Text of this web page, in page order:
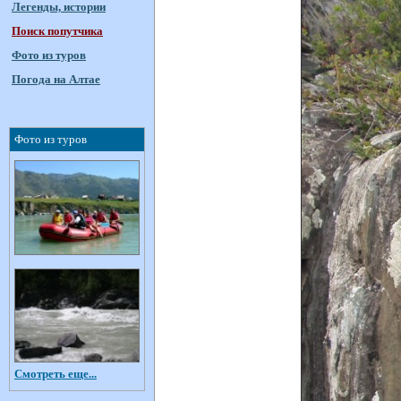
Легенды, истории
Поиск попутчика
Фото из туров
Погода на Алтае
Фото из туров
Смотреть еще...